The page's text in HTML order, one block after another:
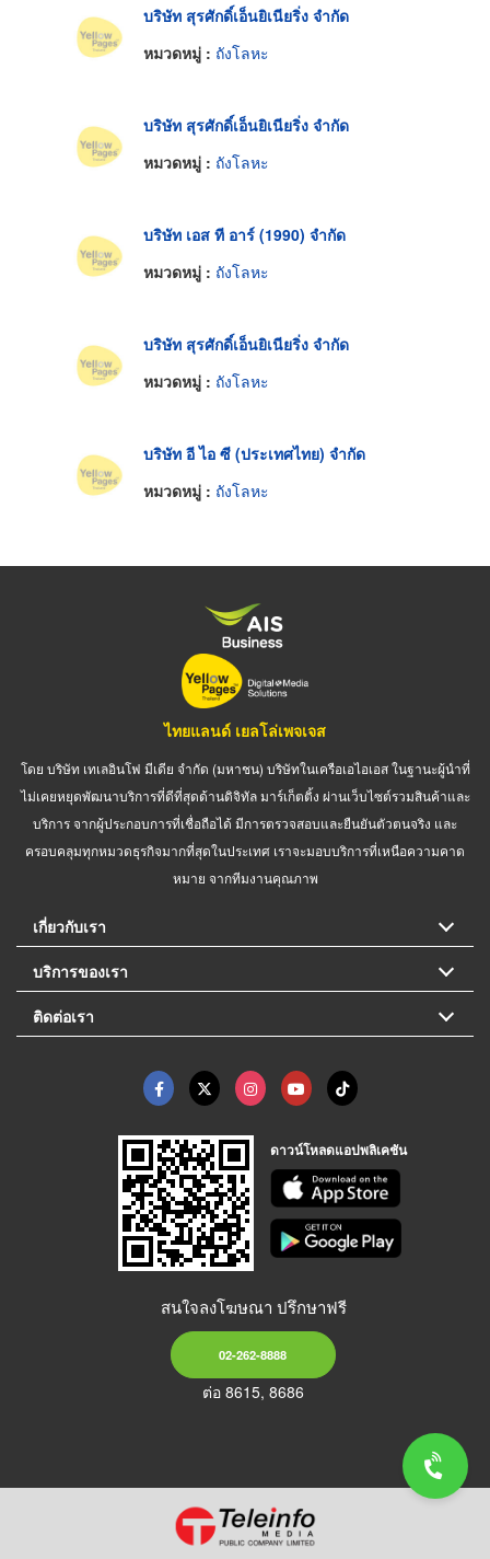
บริษัท สุรศักดิ์เอ็นยิเนียริ่ง จำกัด
หมวดหมู่ : ถังโลหะ
บริษัท สุรศักดิ์เอ็นยิเนียริ่ง จำกัด
หมวดหมู่ : ถังโลหะ
บริษัท เอส ที อาร์ (1990) จำกัด
หมวดหมู่ : ถังโลหะ
บริษัท สุรศักดิ์เอ็นยิเนียริ่ง จำกัด
หมวดหมู่ : ถังโลหะ
บริษัท อี ไอ ซี (ประเทศไทย) จำกัด
หมวดหมู่ : ถังโลหะ
ไทยแลนด์ เยลโล่เพจเจส
โดย บริษัท เทเลอินโฟ มีเดีย จำกัด (มหาชน) บริษัทในเครือเอไอเอส ในฐานะผู้นำที่
ไม่เคยหยุดพัฒนาบริการที่ดีที่สุดด้านดิจิทัล มาร์เก็ตติ้ง ผ่านเว็บไซต์รวมสินค้าและ
บริการ จากผู้ประกอบการที่เชื่อถือได้ มีการตรวจสอบและยืนยันตัวตนจริง และ
ครอบคลุมทุกหมวดธุรกิจมากที่สุดในประเทศ เราจะมอบบริการที่เหนือความคาด
หมาย จากทีมงานคุณภาพ
เกี่ยวกับเรา
บริการของเรา
ติดต่อเรา
ดาวน์โหลดแอปพลิเคชัน
สนใจลงโฆษณา ปรึกษาฟรี
02-262-8888
ต่อ 8615, 8686